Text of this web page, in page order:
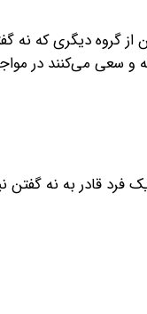
از گروه دیگری که
و سعی می‌کنند در
قادر به نه گفتن